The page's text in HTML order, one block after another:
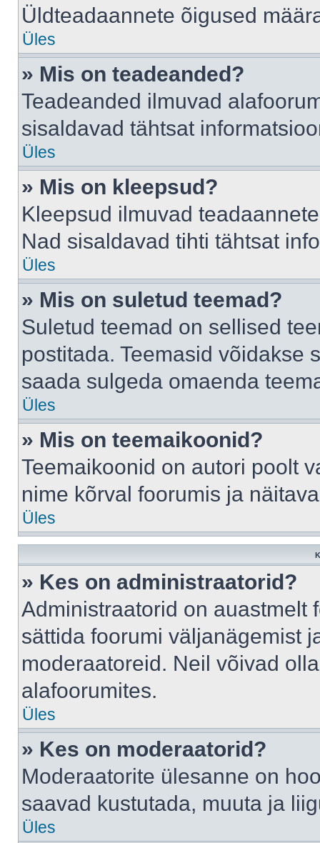
Üldteadaannete õigused
Üles
» Mis on teadeanded?
Teadeanded ilmuvad
sisaldavad tähtsat
Üles
» Mis on kleepsud?
Kleepsud ilmuvad
Nad sisaldavad tihti tähtsat
Üles
» Mis on suletud teemad?
Suletud teemad on sellised
postitada. Teemasid võidakse
saada sulgeda omaenda
Üles
» Mis on teemaikoonid?
Teemaikoonid on autori poolt
nime kõrval foorumis ja
Üles
» Kes on administraatorid?
Administraatorid on auastmelt
sättida foorumi väljanägemist
moderaatoreid. Neil võivad
alafoorumites.
Üles
» Kes on moderaatorid?
Moderaatorite ülesanne on
saavad kustutada, muuta ja
Üles